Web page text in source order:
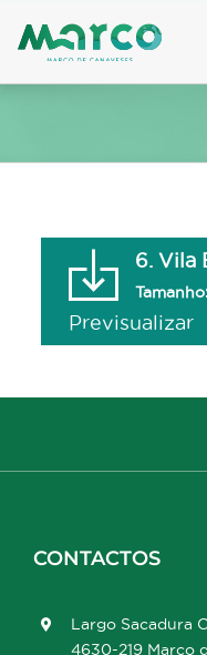
to
6. Vila
Tamanho:
Previsualizar
CONTACTOS
Largo Sacadura
4630-219 Marco